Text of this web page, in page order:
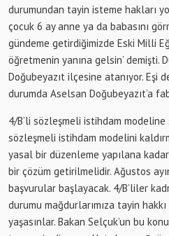
durumundan tayin isteme hakları
çocuk 6 ay anne ya da babasını
gündeme getirdiğimizde Eski Milli
öğretmenin yanına gelsin’ demişti.
Doğubeyazıt ilçesine atanıyor. Eşi
durumda Aselsan Doğubeyazıt’a
4/B’li sözleşmeli istihdam
sözleşmeli istihdam modelini
yasal bir düzenleme yapılana
bir çözüm getirilmelidir. Ağustos
başvurular başlayacak. 4/B’liler
durumu mağdurlarımıza tayin
yaşasınlar. Bakan Selçuk’un bu